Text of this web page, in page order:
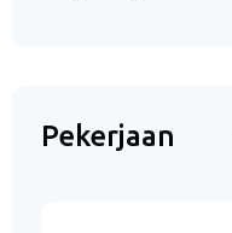
Pekerjaan